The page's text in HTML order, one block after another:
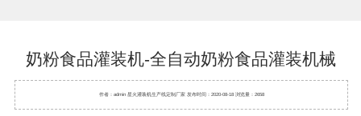
奶粉食品灌装机-全自动奶粉食品灌装机械
作者：admin 星火灌装机生产线定制厂家 发布时间：2020-08-18 浏览量：2658